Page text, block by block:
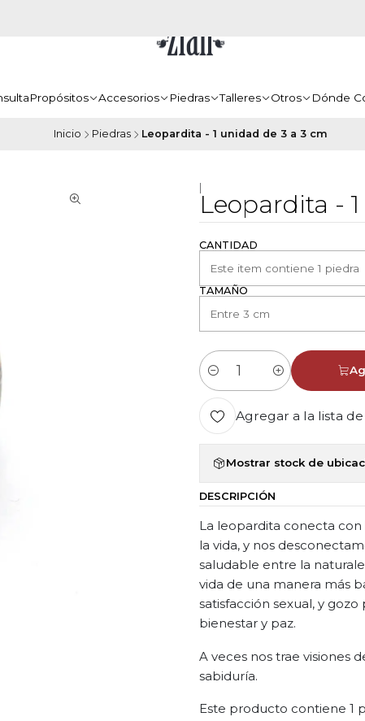
Propósitos Accesorios Piedras Talleres Otros Dónde
Inicio Piedras Leopardita - 1 unidad de 3 a 3 cm
Leopardita -
CANTIDAD
TAMAÑO
Cantidad
Agregar a la lista
Mostrar stock de
DESCRIPCIÓN
La leopardita conecta con
la vida, y nos
saludable entre la
vida de una manera más
satisfacción sexual, y
bienestar y paz.
A veces nos trae visiones
sabiduría.
Este producto contiene 1